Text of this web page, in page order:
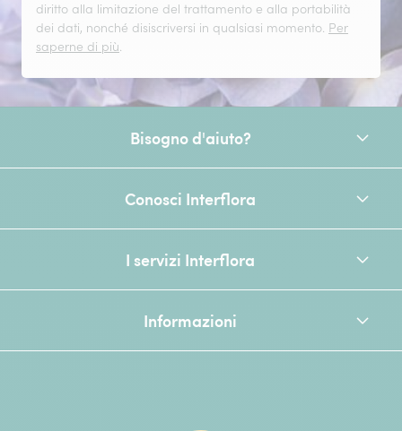
diritto alla limitazione del trattamento e alla portabilità
dei dati, nonché disiscriversi in qualsiasi momento. Per
saperne di più.
Bisogno d'aiuto?
Conosci Interflora
I servizi Interflora
Informazioni